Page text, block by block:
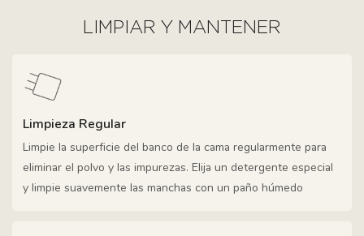
LIMPIAR Y MANTENER
Limpieza Regular
Limpie la superficie del banco de la cama regularmente para
eliminar el polvo y las impurezas. Elija un detergente especial
y limpie suavemente las manchas con un paño húmedo